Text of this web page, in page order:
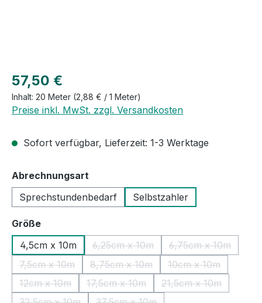
Regulärer Preis:
57,50 €
Inhalt: 20 Meter (2,88 € / 1 Meter)
Preise inkl. MwSt. zzgl. Versandkosten
Sofort verfügbar, Lieferzeit: 1-3 Werktage
Abrechnungsart
Sprechstundenbedarf
Selbstzahler
Größeauswählen
4,5cm x 10m
6,25cm x 10m
(Diese Option ist zurzeit nicht
6,75cm x 10m
(Diese Option
7,5cm x 10m
(Diese Option ist zurzeit nicht verfügbar.)
8,75cm x 10m
(Diese Option ist zurzeit nicht
10cm x 10m
(Diese Option ist
12cm x 10m
(Diese Option ist zurzeit nicht verfügbar.)
17,5cm x 10m
(Diese Option ist zurzeit nicht
21,5cm x 10m
(Diese Option ist